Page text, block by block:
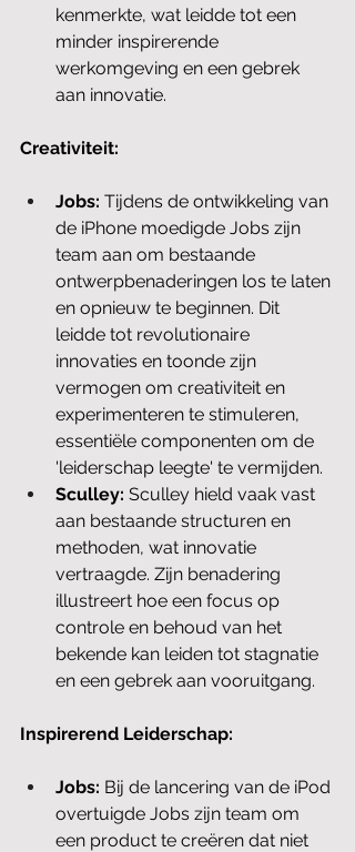
kenmerkte, wat leidde tot een
minder inspirerende
werkomgeving en een gebrek
aan innovatie.
Creativiteit:
Jobs: Tijdens de ontwikkeling van
de iPhone moedigde Jobs zijn
team aan om bestaande
ontwerpbenaderingen los te laten
en opnieuw te beginnen. Dit
leidde tot revolutionaire
innovaties en toonde zijn
vermogen om creativiteit en
experimenteren te stimuleren,
essentiële componenten om de
'leiderschap leegte' te vermijden.
Sculley: Sculley hield vaak vast
aan bestaande structuren en
methoden, wat innovatie
vertraagde. Zijn benadering
illustreert hoe een focus op
controle en behoud van het
bekende kan leiden tot stagnatie
en een gebrek aan vooruitgang.
Inspirerend Leiderschap:
Jobs: Bij de lancering van de iPod
overtuigde Jobs zijn team om
een product te creëren dat niet